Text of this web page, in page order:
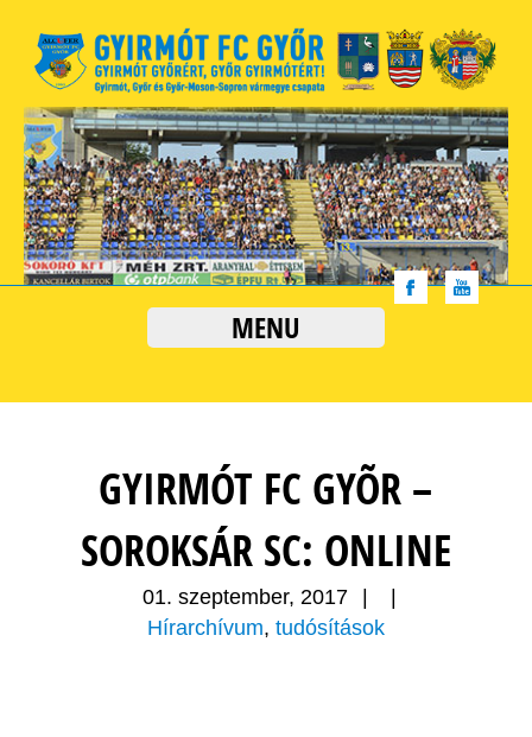
MENU
GYIRMÓT FC GYÕR –
SOROKSÁR SC: ONLINE
01. szeptember, 2017
Hírarchívum, tudósítások